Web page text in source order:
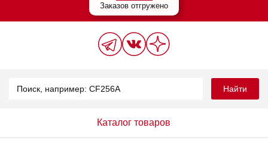
Заказов отгружено
Найти
Каталог товаров